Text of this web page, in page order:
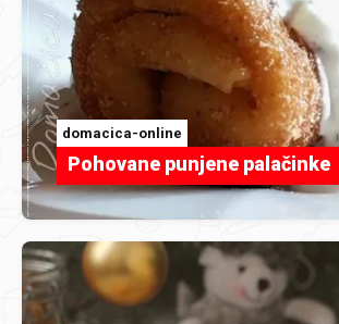
domacica-online
Pohovane punjene palačinke